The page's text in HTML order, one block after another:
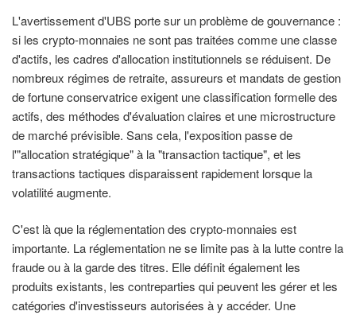
L'avertissement d'UBS porte sur un problème de gouvernance :
si les crypto-monnaies ne sont pas traitées comme une classe
d'actifs, les cadres d'allocation institutionnels se réduisent. De
nombreux régimes de retraite, assureurs et mandats de gestion
de fortune conservatrice exigent une classification formelle des
actifs, des méthodes d'évaluation claires et une microstructure
de marché prévisible. Sans cela, l'exposition passe de
l'"allocation stratégique" à la "transaction tactique", et les
transactions tactiques disparaissent rapidement lorsque la
volatilité augmente.
C'est là que la réglementation des crypto-monnaies est
importante. La réglementation ne se limite pas à la lutte contre la
fraude ou à la garde des titres. Elle définit également les
produits existants, les contreparties qui peuvent les gérer et les
catégories d'investisseurs autorisées à y accéder. Une